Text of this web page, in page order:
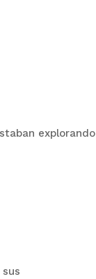
explorando